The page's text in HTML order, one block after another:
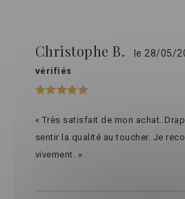
Christophe B. le 28/05/
vérifiés
« Très satisfait de mon achat.
sentir la qualité au toucher. Je
vivement. »